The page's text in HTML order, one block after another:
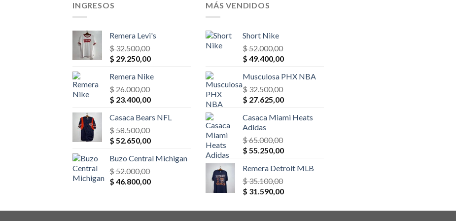
INGRESOS
Remera Levi's
$32.500,00
El
original
era:
$ 32.500,00.
$ 29.250,00El
actual
$ 29.250,00.
Remera Nike
$26.000,00
El
original
era:
$ 26.000,00.
$ 23.400,00El
actual
$ 23.400,00.
Casaca Bears NFL
$58.500,00
El
original
era:
$ 58.500,00.
$ 52.650,00El
actual
$ 52.650,00.
Buzo Central Michigan
$52.000,00
El
era:
$ 46.800,00El
es:
MÁS VENDIDOS
Short Nike
$52.000,00
El
original
era:
$ 52.000,00.
$ 49.400,00El
actual
$ 49.400,00.
Musculosa PHX NBA
$32.500,00
El
original
era:
$ 32.500,00.
$ 27.625,00El
actual
Casaca Miami Heats
Adidas
$65.000,00
El
original
era:
$ 65.000,00.
$ 55.250,00El
actual
$ 55.250,00.
Remera Detroit MLB
$35.100,00
El
original
$ 31.590,00El
actual